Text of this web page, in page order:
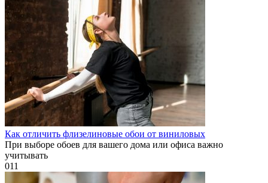
Как отличить флизелиновые обои от виниловых
При выборе обоев для вашего дома или офиса важно
учитывать
011